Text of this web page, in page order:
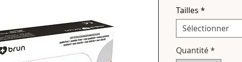
Tailles *
Sélectionner
Quantité*